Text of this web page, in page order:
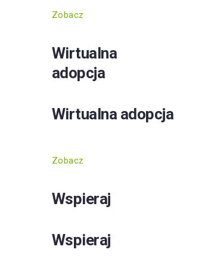
Zobacz
Wirtualna
adopcja
Wirtualna adopcja
Zobacz
Wspieraj
Wspieraj